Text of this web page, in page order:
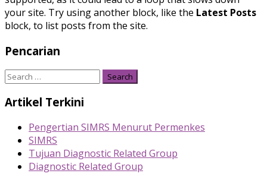
your site. Try using another block, like the Latest Posts
block, to list posts from the site.
Pencarian
Search
for:
Artikel Terkini
Pengertian SIMRS Menurut Permenkes
SIMRS
Tujuan Diagnostic Related Group
Diagnostic Related Group